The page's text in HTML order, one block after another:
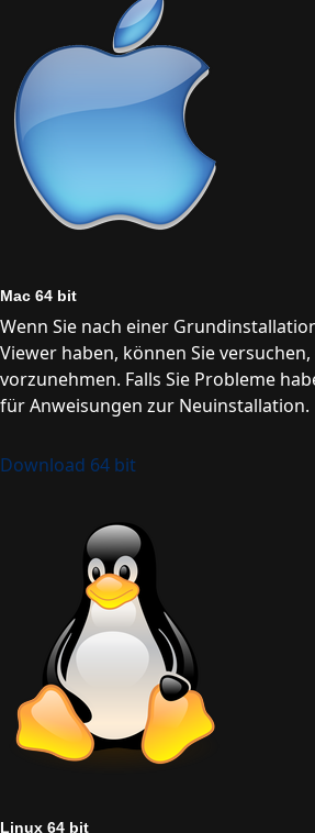
Mac 64 bit
Wenn Sie nach einer
Viewer haben, können Sie
vorzunehmen. Falls Sie Probleme
für Anweisungen zur Neuinstallation.
Download 64 bit
Linux 64 bit